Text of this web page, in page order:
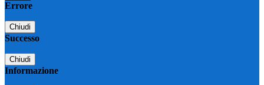
Errore
Chiudi
Successo
Chiudi
Informazione